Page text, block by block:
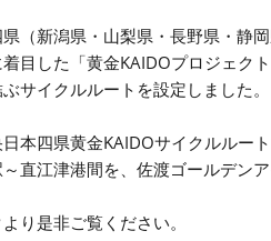
（新潟県・山梨県・長野県・静
目した「黄金KAIDOプロジェク
サイクルルートを設定しました。
本四県黄金KAIDOサイクルルー
直江津港間を、佐渡ゴールデン
り是非ご覧ください。